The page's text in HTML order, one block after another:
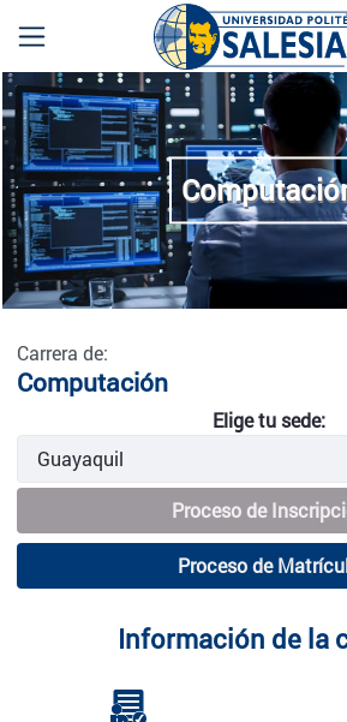
Computación - Guayaquil
more
Carrera de:
Computación
Elige tu sede:
Proceso de
Proceso de
Información de la